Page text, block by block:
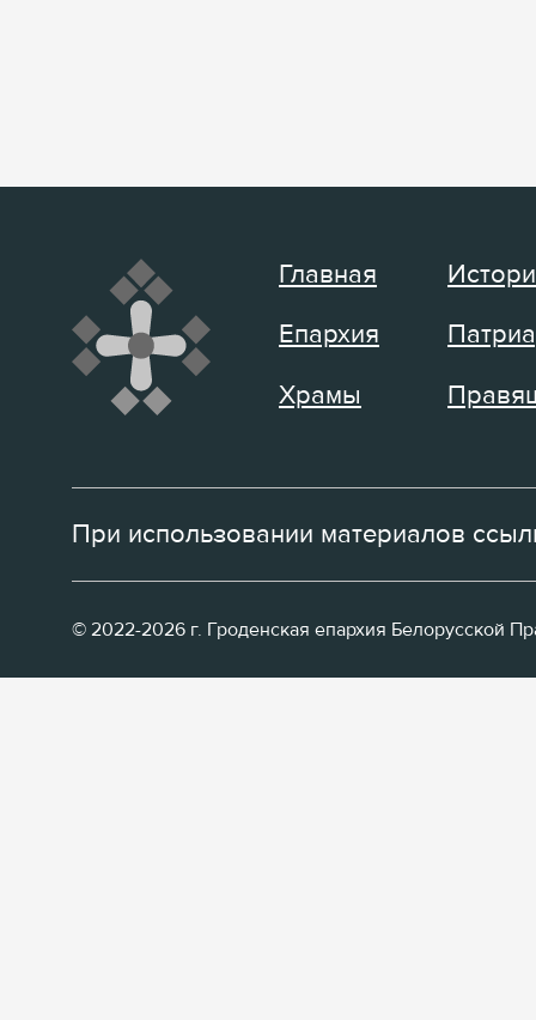
Главная
Епархия
Храмы
При использовании материалов
© 2022-2026 г. Гроденская епархия Белорусской